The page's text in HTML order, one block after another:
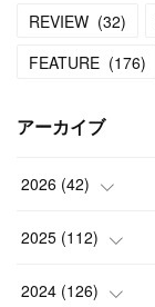
REVIEW (32)
FEATURE (176)
アーカイブ
2026 (42)
( 1)
(3)
2025 (112)
(7)
2024 (126)